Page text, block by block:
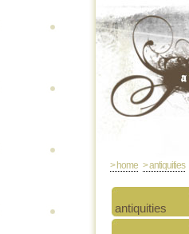
> home > antiquities
antiquities